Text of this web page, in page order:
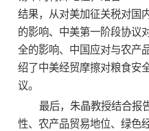
结果，从对美加征关税对国
的影响、中美第一阶段协议
全的影响、中国应对与农产
绍了中美经贸摩擦对粮食安
议。
最后，朱晶教授结合报
性、农产品贸易地位、绿色